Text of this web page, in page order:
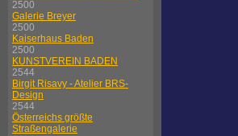
2500
Galerie Breyer
2500
Kaiserhaus Baden
2500
KUNSTVEREIN BADEN
2544
Birgit Risavy - Atelier BRS-
Design
2544
Österreichs größte
Straßengalerie